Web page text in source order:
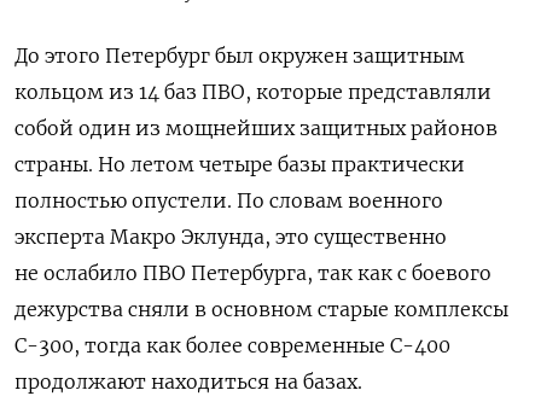
До этого Петербург был окружен защитным
кольцом из 14 баз ПВО, которые представляли
собой один из мощнейших защитных районов
страны. Но летом четыре базы практически
полностью опустели. По словам военного
эксперта Макро Эклунда, это существенно
не ослабило ПВО Петербурга, так как с боевого
дежурства сняли в основном старые комплексы
С-300, тогда как более современные С-400
продолжают находиться на базах.